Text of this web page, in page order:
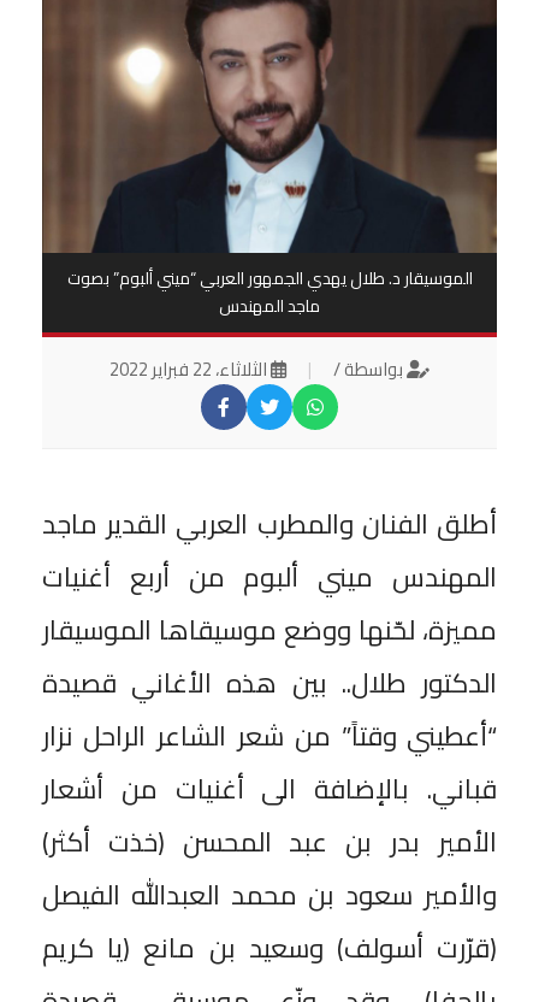
‎الموسيقار د. طلال يهدي الجمهور العربي “ميني ألبوم” بصوت
ماجد المهندس
بواسطة / | الثلاثاء، 22 فبراير 2022
‎أطلق الفنان والمطرب العربي القدير ماجد
المهندس ميني ألبوم من أربع أغنيات
مميزة، لحّنها ووضع موسيقاها الموسيقار
الدكتور طلال.. بين هذه الأغاني قصيدة
“أعطيني وقتاً” من شعر الشاعر الراحل نزار
قباني. بالإضافة الى أغنيات من أشعار
الأمير بدر بن عبد المحسن (خذت أكثر)
والأمير سعود بن محمد العبدالله الفيصل
(قرّرت أسولف) وسعيد بن مانع (يا كريم